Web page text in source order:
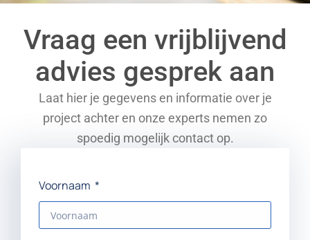
Vraag een vrijblijvend
advies gesprek aan
Laat hier je gegevens en informatie over je
project achter en onze experts nemen zo
spoedig mogelijk contact op.
Voornaam